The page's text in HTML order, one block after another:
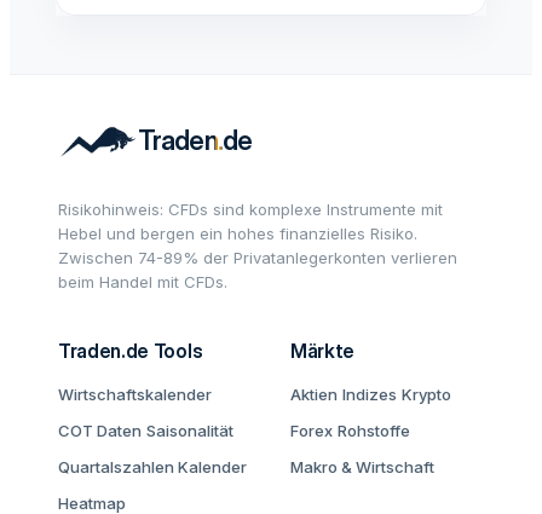
Risikohinweis: CFDs sind komplexe Instrumente mit
Hebel und bergen ein hohes finanzielles Risiko.
Zwischen 74-89% der Privatanlegerkonten verlieren
beim Handel mit CFDs.
Traden.de Tools
Wirtschaftskalender
COT Daten Saisonalität
Quartalszahlen Kalender
Heatmap
Märkte
Aktien Indizes Krypto
Forex Rohstoffe
Makro & Wirtschaft